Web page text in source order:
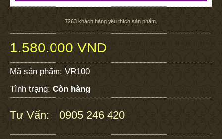
7263 khách hàng yêu thích sản phẩm.
1.580.000 VND
Mã sản phẩm: VR100
Tình trạng: Còn hàng
Tư Vấn: 0905 246 420